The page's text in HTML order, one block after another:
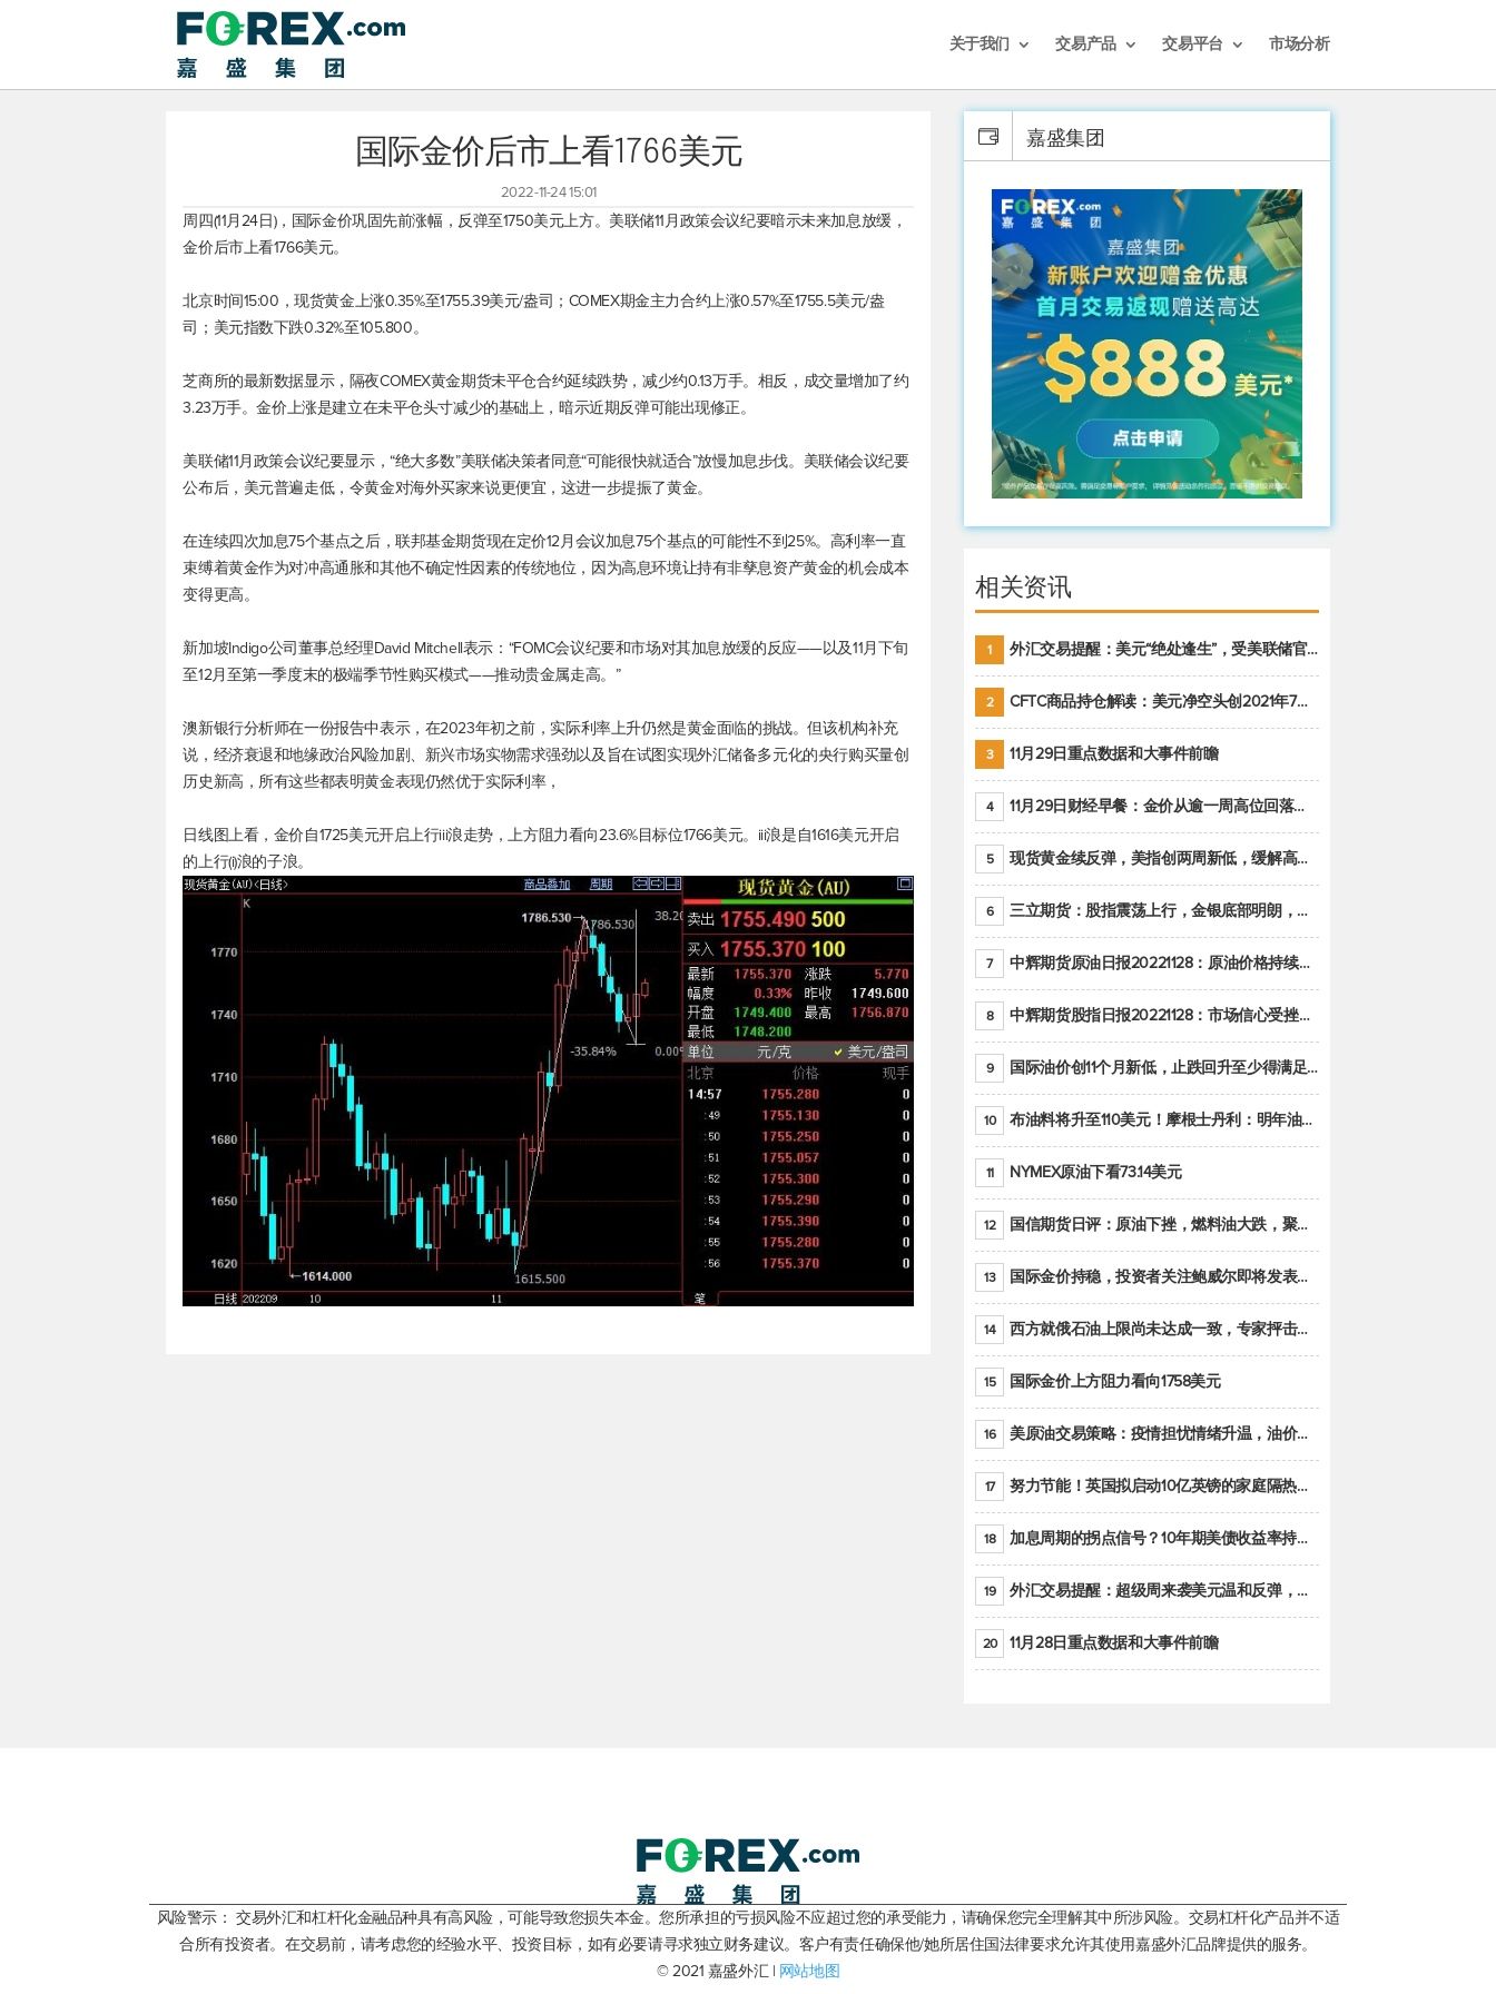
关于我们 交易产品 交易平台 市场分析
国际金价后市上看1766美元
2022-11-24 15:01
周四(11月24日)，国际金价巩固先前涨幅，反弹至1750美元上方。美联储11月政策会议纪要暗示未来加息放缓，
金价后市上看1766美元。
北京时间15:00，现货黄金上涨0.35%至1755.39美元/盎司；COMEX期金主力合约上涨0.57%至1755.5美元/盎
司； 美元指数下跌0.32%至105.800。
芝商所的最新数据显示，隔夜COMEX黄金期货未平仓合约延续跌势，减少约0.13万手。相反，成交量增加了约
3.23万手。金价上涨是建立在未平仓头寸减少的基础上，暗示近期反弹可能出现修正。
美联储11月政策会议纪要显示，“绝大多数”美联储决策者同意“可能很快就适合”放慢加息步伐。美联储会议纪要
公布后，美元普遍走低，令黄金对海外买家来说更便宜，这进一步提振了黄金。
在连续四次加息75个基点之后，联邦基金期货现在定价12月会议加息75个基点的可能性不到25%。高利率一直
束缚着黄金作为对冲高通胀和其他不确定性因素的传统地位，因为高息环境让持有非孳息资产黄金的机会成本
变得更高。
新加坡Indigo公司董事总经理David Mitchell表示：“FOMC会议纪要和市场对其加息放缓的反应——以及11月下旬
至12月至第一季度末的极端季节性购买模式——推动贵金属走高。”
澳新银行分析师在一份报告中表示，在2023年初之前，实际利率上升仍然是黄金面临的挑战。但该机构补充
说，经济衰退和地缘政治风险加剧、新兴市场实物需求强劲以及旨在试图实现外汇储备多元化的央行购买量创
历史新高，所有这些都表明黄金表现仍然优于实际利率，
日线图上看，金价自1725美元开启上行iii浪走势，上方阻力看向23.6%目标位1766美元。iii浪是自1616美元开启
的上行(i)浪的子浪。
嘉盛集团
相关资讯
1 外汇交易提醒：美元“绝处逢生”，受美联储官员鹰派讲话支撑
2 CFTC商品持仓解读：美元净空头创2021年7月以来最大，黄金期货投机性净多头头寸减少
3 11月29日重点数据和大事件前瞻
4 11月29日财经早餐：金价从逾一周高位回落，美联储官员重申鹰派立场推动美元回升
5 现货黄金续反弹，美指创两周新低，缓解高通胀美国须治本
6 三立期货：股指震荡上行，金银底部明朗，原油偏弱走势(20221128收评)
7 中辉期货原油日报20221128：原油价格持续下降，市场关注OPEC+新一轮产能政策
8 中辉期货股指日报20221128：市场信心受挫，股指全线回调
9 国际油价创11个月新低，止跌回升至少得满足二大条件之一
10 布油料将升至110美元！摩根士丹利：明年油市面临七大不确定性
11 NYMEX原油下看73.14美元
12 国信期货日评：原油下挫，燃料油大跌，聚烯烃谨慎回调
13 国际金价持稳，投资者关注鲍威尔即将发表的讲话
14 西方就俄石油上限尚未达成一致，专家抨击限价是无用功
15 国际金价上方阻力看向1758美元
16 美原油交易策略：疫情担忧情绪升温，油价跌创年内新低
17 努力节能！英国拟启动10亿英镑的家庭隔热工程 减少能源消耗
18 加息周期的拐点信号？10年期美债收益率持续低于联邦基金利率目标区间
19 外汇交易提醒：超级周来袭美元温和反弹，警惕筑底可能性
20 11月28日重点数据和大事件前瞻
风险警示： 交易外汇和杠杆化金融品种具有高风险，可能导致您损失本金。您所承担的亏损风险不应超过您的承受能力，请确保您完全理解其中所涉风险。交易杠杆化产品并不适
合所有投资者。在交易前，请考虑您的经验水平、投资目标，如有必要请寻求独立财务建议。客户有责任确保他/她所居住国法律要求允许其使用嘉盛外汇品牌提供的服务。
© 2021 嘉盛外汇 | 网站地图